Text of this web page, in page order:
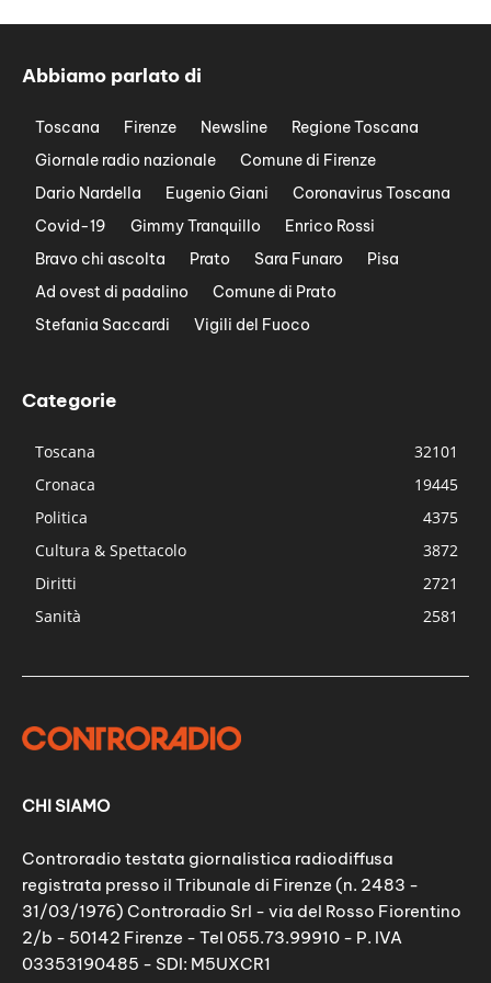
Abbiamo parlato di
Toscana Firenze Newsline
Regione Toscana
Giornale radio nazionale
Comune di Firenze
Dario Nardella
Eugenio Giani
Coronavirus Toscana
Covid-19
Gimmy Tranquillo
Enrico Rossi
Bravo chi ascolta
Prato Sara Funaro
Pisa
Ad ovest di padalino
Comune di Prato
Stefania Saccardi
Vigili del Fuoco
Categorie
Toscana
32101
Cronaca
19445
Politica
4375
Cultura & Spettacolo
3872
Diritti
2721
Sanità
2581
CHI SIAMO
Controradio testata giornalistica radiodiffusa
registrata presso il Tribunale di Firenze (n. 2483 -
31/03/1976) Controradio Srl - via del Rosso Fiorentino
2/b - 50142 Firenze - Tel 055.73.99910 - P. IVA
03353190485 - SDI: M5UXCR1